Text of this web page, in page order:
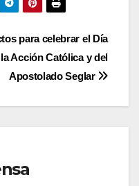
para celebrar el Día
Acción Católica y del
Apostolado Seglar